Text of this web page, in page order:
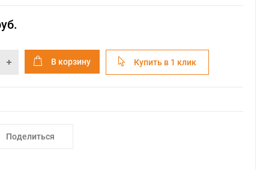
В корзину Купить в 1 клик
Поделиться